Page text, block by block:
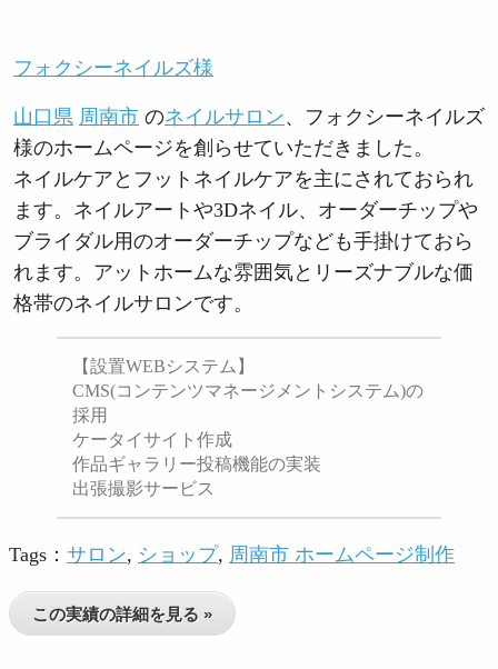
フォクシーネイルズ様
山口県 周南市 のネイルサロン、フォクシーネイルズ
様のホームページを創らせていただきました。
ネイルケアとフットネイルケアを主にされておられ
ます。ネイルアートや3Dネイル、オーダーチップや
ブライダル用のオーダーチップなども手掛けておら
れます。アットホームな雰囲気とリーズナブルな価
格帯のネイルサロンです。
【設置WEBシステム】
CMS(コンテンツマネージメントシステム)の
採用
ケータイサイト作成
作品ギャラリー投稿機能の実装
出張撮影サービス
Tags： サロン, ショップ, 周南市 ホームページ制作
この実績の詳細を見る »